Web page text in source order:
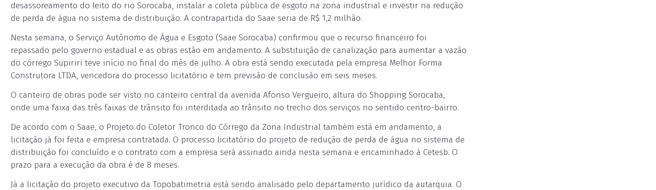
desassoreamento do leito do rio Sorocaba, instalar a coleta pública de esgoto na zona industrial e investir na redução
de perda de água no sistema de distribuição. A contrapartida do Saae seria de R$ 1,2 milhão.
Nesta semana, o Serviço Autônomo de Água e Esgoto (Saae Sorocaba) confirmou que o recurso financeiro foi
repassado pelo governo estadual e as obras estão em andamento. A substituição de canalização para aumentar a vazão
do córrego Supiriri teve início no final do mês de julho. A obra está sendo executada pela empresa Melhor Forma
Construtora LTDA, vencedora do processo licitatório e tem previsão de conclusão em seis meses.
O canteiro de obras pode ser visto no canteiro central da avenida Afonso Vergueiro, altura do Shopping Sorocaba,
onde uma faixa das três faixas de trânsito foi interditada ao trânsito no trecho dos serviços no sentido centro-bairro.
De acordo com o Saae, o Projeto do Coletor Tronco do Córrego da Zona Industrial também está em andamento, a
licitação já foi feita e empresa contratada. O processo licitatório do projeto de redução de perda de água no sistema de
distribuição foi concluído e o contrato com a empresa será assinado ainda nesta semana e encaminhado à Cetesb. O
prazo para a execução da obra é de 8 meses.
Já a licitação do projeto executivo da Topobatimetria está sendo analisado pelo departamento jurídico da autarquia. O